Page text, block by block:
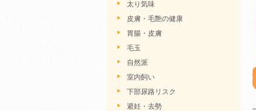
太り気味
皮膚・毛艶の健康
胃腸・皮膚
毛玉
自然派
室内飼い
下部尿路リスク
避妊・去勢